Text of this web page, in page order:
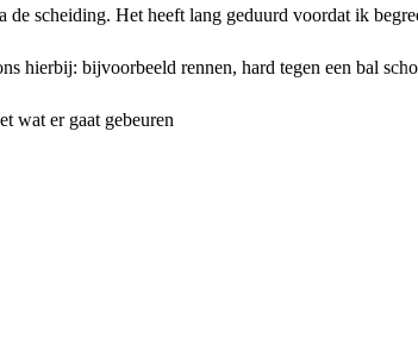
de scheiding. Het heeft lang geduurd voordat ik
hierbij: bijvoorbeeld rennen, hard tegen een bal
wat er gaat gebeuren